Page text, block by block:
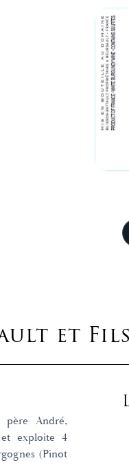
et Fils
père André,
exploite 4
(Pinot